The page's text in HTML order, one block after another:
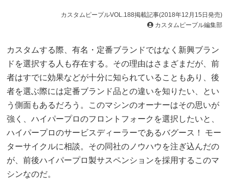
カスタムピープルVOL.188掲載記事(2018年12月15日発売)
カスタムピープル編集部
カスタムする際、有名・定番ブランドではなく新興ブラン
ドを選択する人も存在する。その理由はさまざまだが、前
者はすでに効果などが十分に知られていることもあり、後
者を選ぶ際には定番ブランド品との違いを知りたい、とい
う側面もあるだろう。このマシンのオーナーはその思いが
強く、ハイパープロのフロントフォークを選択したいと、
ハイパープロのサービスディーラーであるバグース！ モー
ターサイクルに相談。その同社のノウハウを注ぎ込んだの
が、前後ハイパープロ製サスペンションを採用するこのマ
シンなのだ。